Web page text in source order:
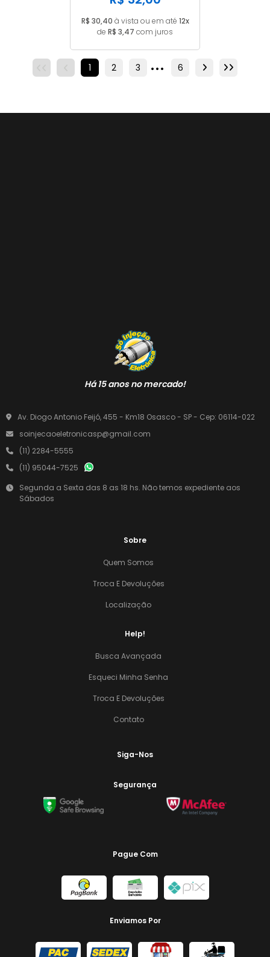
R$ 30,40 à vista ou em até 12x
de R$ 3,47 com juros
1 2 3 4
... 6
Há 15 anos no mercado!
Av. Diogo Antonio Feijó, 455 - Km18 Osasco - SP - Cep: 06114-022
soinjecaoeletronicasp@gmail.com
(11) 2284-5555
(11) 95044-7525
Segunda a Sexta das 8 as 18 hs. Não temos expediente aos
Sábados
Sobre
Quem Somos
Troca E Devoluções
Localização
Help!
Busca Avançada
Esqueci Minha Senha
Troca E Devoluções
Contato
Siga-Nos
Segurança
Pague Com
Enviamos Por